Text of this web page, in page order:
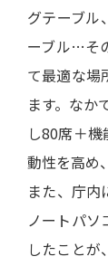
グテーブル
ーブル…そ
て最適な場
ます。なか
し80席＋
動性を高め
また、庁内
ノートパソ
したことが